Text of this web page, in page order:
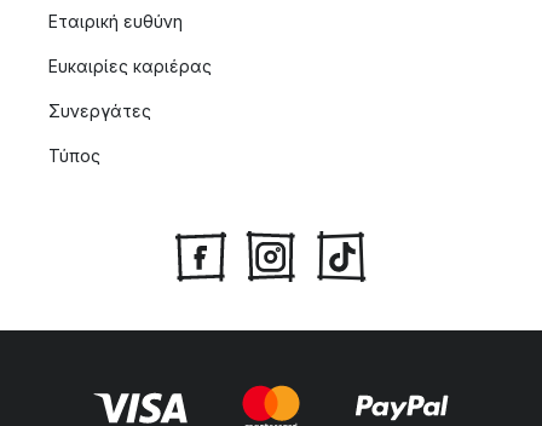
Εταιρική ευθύνη
Ευκαιρίες καριέρας
Συνεργάτες
Τύπος